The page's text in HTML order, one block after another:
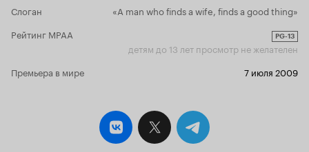
Слоган
«A man who finds a wife, finds a good thing»
Рейтинг MPAA
PG-13
детям до 13 лет просмотр не желателен
Премьера в мире
7 июля 2009